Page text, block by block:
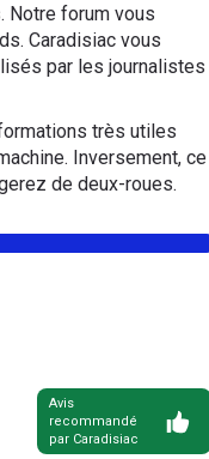
Notre forum vous
Caradisiac vous
par les journalistes
très utiles
Inversement, ce
de deux-roues.
Avis
recommandé
par Caradisiac